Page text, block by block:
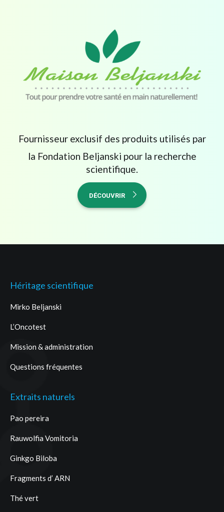
Fournisseur exclusif des produits utilisés par
la Fondation Beljanski pour la recherche
scientifique.
DÉCOUVRIR
Héritage scientifique
Mirko Beljanski
L’Oncotest
Mission & administration
Questions fréquentes
Extraits naturels
Pao pereira
Rauwolfia Vomitoria
Ginkgo Biloba
Fragments d’ ARN
Thé vert